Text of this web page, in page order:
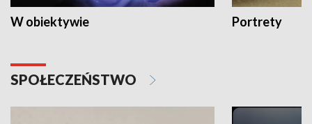
W obiektywie Portrety
SPOŁECZEŃSTWO